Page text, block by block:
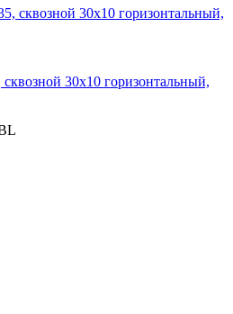
30х10 горизонтальный,